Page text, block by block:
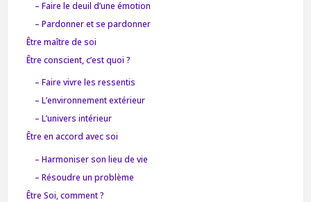
– Faire le deuil d’une émotion
– Pardonner et se pardonner
Être maître de soi
Être conscient, c’est quoi ?
– Faire vivre les ressentis
– L’environnement extérieur
– L’univers intérieur
Être en accord avec soi
– Harmoniser son lieu de vie
– Résoudre un problème
Être Soi, comment ?